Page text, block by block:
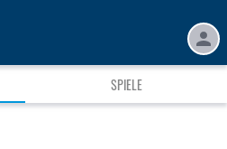
SPIELE